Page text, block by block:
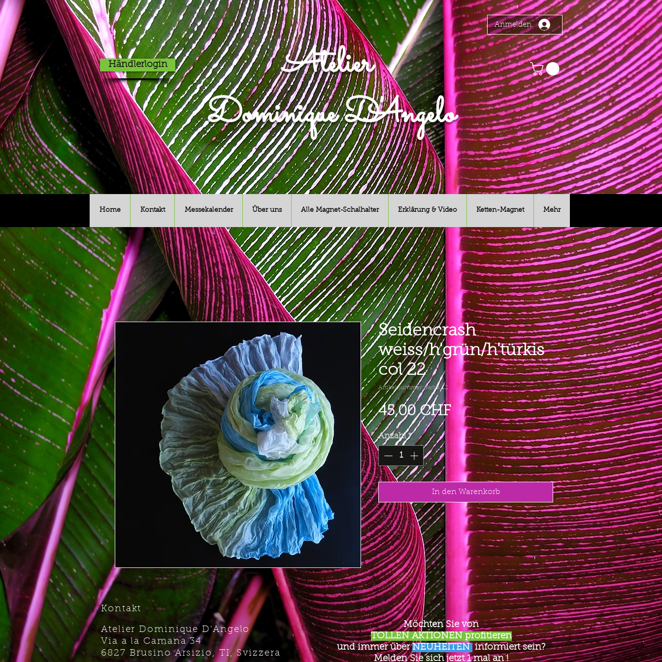
Anmelden
Atelier
Dominique D'Angelo
Händlerlogin
Home Kontakt Messekalender Über uns Alle Magnet-Schalhalter Erklärung & Video Ketten-Magnet Mehr
Seidencrash
weiss/h'grün/h'türkis
col 22
Artikelnummer: Farbe 22
45,00 CHFPreis
Anzahl *
In den Warenkorb
Kontakt
Atelier Dominique D'Angelo
Via a la Camana 34
6827 Brusino Arsizio, TI, Svizzera
Möchten Sie von
TOLLEN AKTIONEN profitieren
und immer überNEUHEITEN informiert sein?
Melden Sie sich jetzt 1 mal an !